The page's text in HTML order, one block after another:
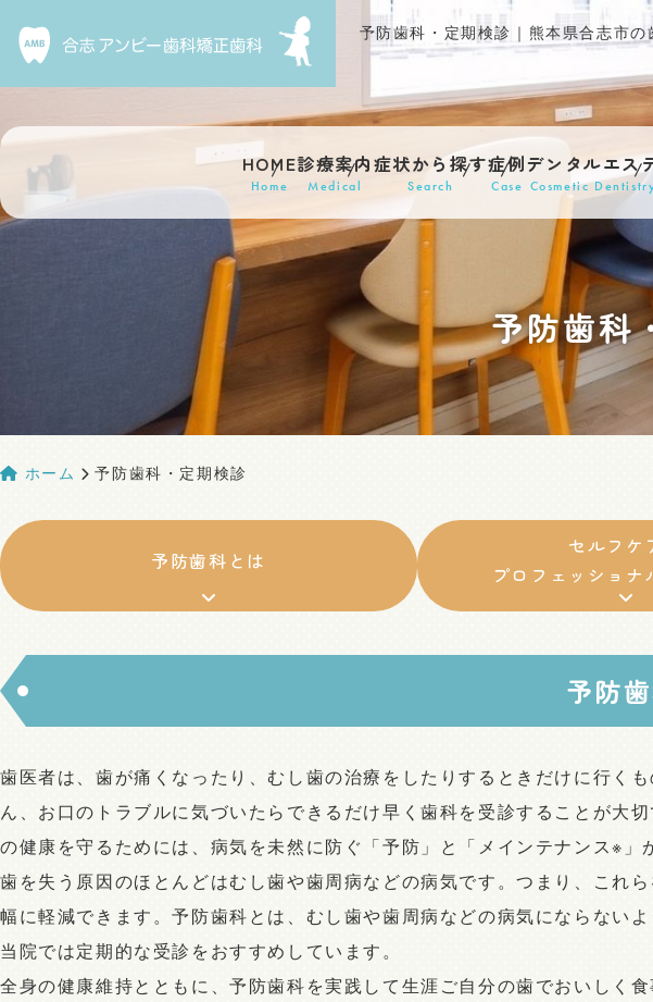
HOME
Home
診療案内
Medical
症状から探す
Search
症例
Case
デンタルエス
Cosmetic
予防歯科
ホーム 予防歯科・定期検診
予防歯科とは
セルフケ
プロフェッショナ
予防
歯医者は、歯が痛くなったり、むし歯の治療をしたりするときだけに行く
ん、お口のトラブルに気づいたらできるだけ早く歯科を受診することが大
の健康を守るためには、病気を未然に防ぐ「予防」と「メインテナンス※」
歯を失う原因のほとんどはむし歯や歯周病などの病気です。つまり、これ
幅に軽減できます。予防歯科とは、むし歯や歯周病などの病気にならないよ
当院では定期的な受診をおすすめしています。
全身の健康維持とともに、予防歯科を実践して生涯ご自分の歯でおいしく食